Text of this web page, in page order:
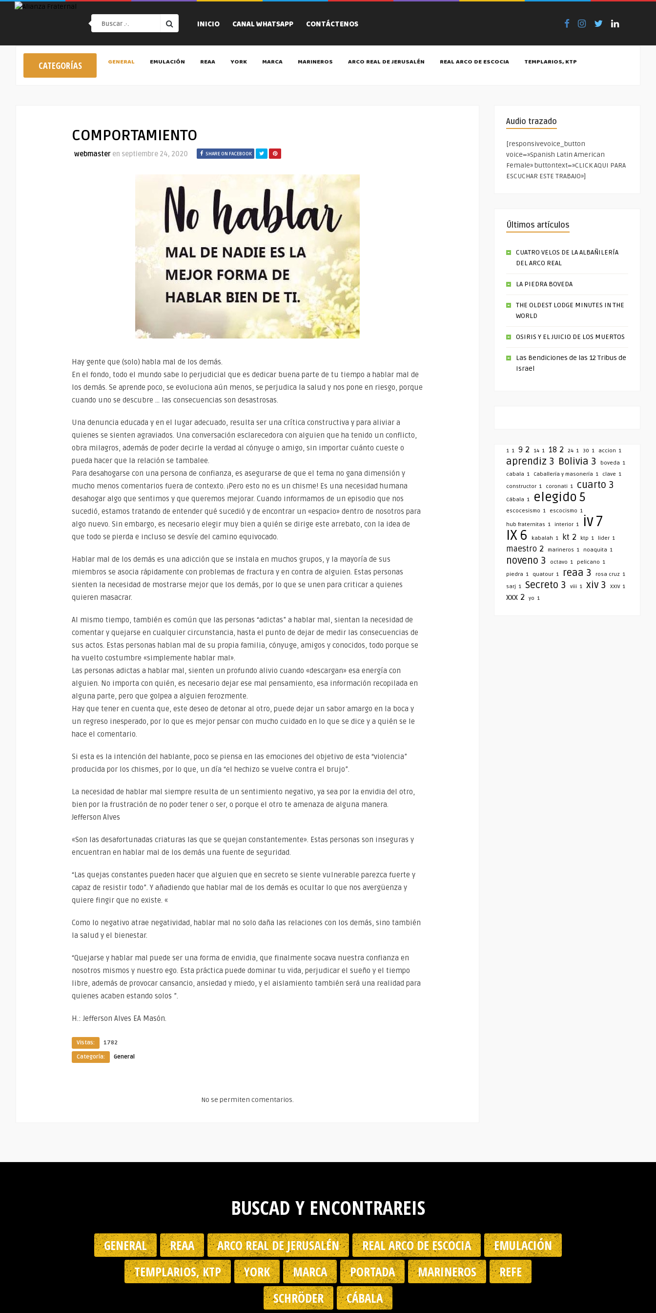
INICIO CANAL WHATSAPP CONTÁCTENOS
CATEGORÍAS GENERAL EMULACIÓN REAA YORK MARCA MARINEROS ARCO REAL DE JERUSALÉN REAL ARCO DE ESCOCIA TEMPLARIOS, KTP
COMPORTAMIENTO
webmaster en septiembre 24, 2020 SHARE ON FACEBOOK
Hay gente que (solo) habla mal de los demás.
En el fondo, todo el mundo sabe lo perjudicial que es dedicar buena parte de tu tiempo a hablar mal de
los demás. Se aprende poco, se evoluciona aún menos, se perjudica la salud y nos pone en riesgo, porque
cuando uno se descubre … las consecuencias son desastrosas.
Una denuncia educada y en el lugar adecuado, resulta ser una crítica constructiva y para aliviar a
quienes se sienten agraviados. Una conversación esclarecedora con alguien que ha tenido un conflicto,
obra milagros, además de poder decirle la verdad al cónyuge o amigo, sin importar cuánto cueste o
pueda hacer que la relación se tambalee.
Para desahogarse con una persona de confianza, es asegurarse de que el tema no gana dimensión y
mucho menos comentarios fuera de contexto. ¡Pero esto no es un chisme! Es una necesidad humana
desahogar algo que sentimos y que queremos mejorar. Cuando informamos de un episodio que nos
sucedió, estamos tratando de entender qué sucedió y de encontrar un «espacio» dentro de nosotros para
algo nuevo. Sin embargo, es necesario elegir muy bien a quién se dirige este arrebato, con la idea de
que todo se pierda e incluso se desvíe del camino equivocado.
Hablar mal de los demás es una adicción que se instala en muchos grupos, y la mayoría de sus
miembros se asocia rápidamente con problemas de fractura y en contra de alguien. Estas personas
sienten la necesidad de mostrarse mejor que los demás, por lo que se unen para criticar a quienes
quieren masacrar.
Al mismo tiempo, también es común que las personas “adictas” a hablar mal, sientan la necesidad de
comentar y quejarse en cualquier circunstancia, hasta el punto de dejar de medir las consecuencias de
sus actos. Estas personas hablan mal de su propia familia, cónyuge, amigos y conocidos, todo porque se
ha vuelto costumbre «simplemente hablar mal».
Las personas adictas a hablar mal, sienten un profundo alivio cuando «descargan» esa energía con
alguien. No importa con quién, es necesario dejar ese mal pensamiento, esa información recopilada en
alguna parte, pero que golpea a alguien ferozmente.
Hay que tener en cuenta que, este deseo de detonar al otro, puede dejar un sabor amargo en la boca y
un regreso inesperado, por lo que es mejor pensar con mucho cuidado en lo que se dice y a quién se le
hace el comentario.
Si esta es la intención del hablante, poco se piensa en las emociones del objetivo de esta “violencia”
producida por los chismes, por lo que, un día “el hechizo se vuelve contra el brujo”.
La necesidad de hablar mal siempre resulta de un sentimiento negativo, ya sea por la envidia del otro,
bien por la frustración de no poder tener o ser, o porque el otro te amenaza de alguna manera.
Jefferson Alves
«Son las desafortunadas criaturas las que se quejan constantemente». Estas personas son inseguras y
encuentran en hablar mal de los demás una fuente de seguridad.
“Las quejas constantes pueden hacer que alguien que en secreto se siente vulnerable parezca fuerte y
capaz de resistir todo”. Y añadiendo que hablar mal de los demás es ocultar lo que nos avergüenza y
quiere fingir que no existe. «
Como lo negativo atrae negatividad, hablar mal no solo daña las relaciones con los demás, sino también
la salud y el bienestar.
“Quejarse y hablar mal puede ser una forma de envidia, que finalmente socava nuestra confianza en
nosotros mismos y nuestro ego. Esta práctica puede dominar tu vida, perjudicar el sueño y el tiempo
libre, además de provocar cansancio, ansiedad y miedo, y el aislamiento también será una realidad para
quienes acaben estando solos ”.
H.: Jefferson Alves EA Masón.
Vistas:
1782
Categoría:
General
No se permiten comentarios.
Audio trazado
[responsivevoice_button
voice=»Spanish Latin American
Female» buttontext=»CLICK AQUI PARA
ESCUCHAR ESTE TRABAJO»]
Últimos artículos
CUATRO VELOS DE LA ALBAÑILERÍA
DEL ARCO REAL
LA PIEDRA BOVEDA
THE OLDEST LODGE MINUTES IN THE
WORLD
OSIRIS Y EL JUICIO DE LOS MUERTOS
Las Bendiciones de las 12 Tribus de
Israel
1 1 9 2 14 1 18 2 24 1 30 1 accion 1
aprendiz 3 Bolivia 3 boveda 1
cabala 1 Caballería y masonería 1 clave 1
constructor 1 coronati 1 cuarto 3
Cábala 1 elegido5
escocesismo 1 escocismo 1
hub fraternitas 1 interior 1 iv7
IX 6 kabalah 1 kt 2 ktp 1 lider 1
maestro 2 marineros 1 noaquita 1
noveno 3 octavo 1 pelicano 1
piedra 1 quatour 1 reaa 3 rosa cruz 1
sarj 1 Secreto 3 viii 1 xiv 3 XXIV 1
xxx 2 yo 1
BUSCAD Y ENCONTRAREIS
GENERAL REAA ARCO REAL DE JERUSALÉN REAL ARCO DE ESCOCIA
EMULACIÓN
TEMPLARIOS, KTP
YORK MARCA PORTADA MARINEROS
REFE
SCHRÖDER
CÁBALA